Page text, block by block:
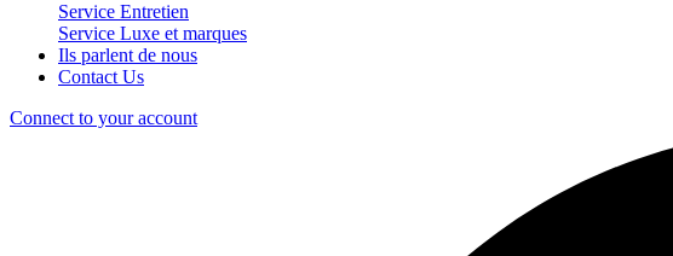
Service Entretien
Service Luxe et marques
Ils parlent de nous
Contact Us
Connect to your account